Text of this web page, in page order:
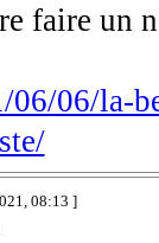
faire un
06/la-
08:13 ]